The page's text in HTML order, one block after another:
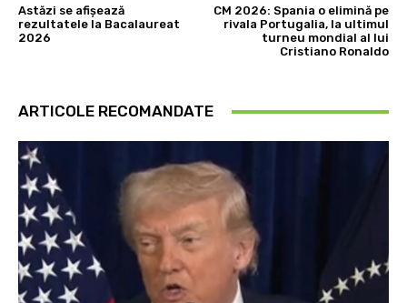
Astăzi se afișează
rezultatele la Bacalaureat
2026
CM 2026: Spania o elimină pe
rivala Portugalia, la ultimul
turneu mondial al lui
Cristiano Ronaldo
ARTICOLE RECOMANDATE